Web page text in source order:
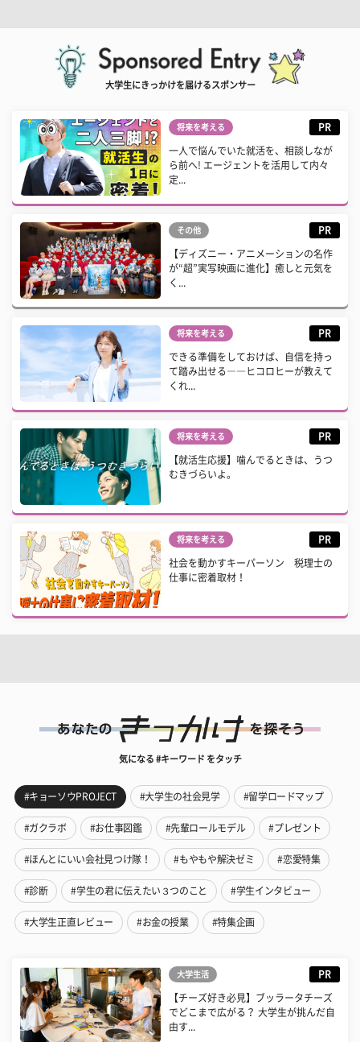
大学生にきっかけを届けるスポンサー
将来を考える PR
一人で悩んでいた就活を、相談しなが
ら前へ! エージェントを活用して内々
定...
その他 PR
【ディズニー・アニメーションの名作
が“超”実写映画に進化】癒しと元気を
く...
将来を考える PR
できる準備をしておけば、自信を持っ
て踏み出せる――ヒコロヒーが教えて
くれ...
将来を考える PR
【就活生応援】噛んでるときは、うつ
むきづらいよ。
将来を考える PR
社会を動かすキーパーソン 税理士の
仕事に密着取材！
気になる #キーワード をタッチ
#キョーソウPROJECT #大学生の社会見学 #留学ロードマップ
#ガクラボ #お仕事図鑑 #先輩ロールモデル #プレゼント
#ほんとにいい会社見つけ隊！ #もやもや解決ゼミ #恋愛特集
#診断 #学生の君に伝えたい３つのこと #学生インタビュー
#大学生正直レビュー #お金の授業 #特集企画
大学生活 PR
【チーズ好き必見】ブッラータチーズ
でどこまで広がる？ 大学生が挑んだ自
由す...